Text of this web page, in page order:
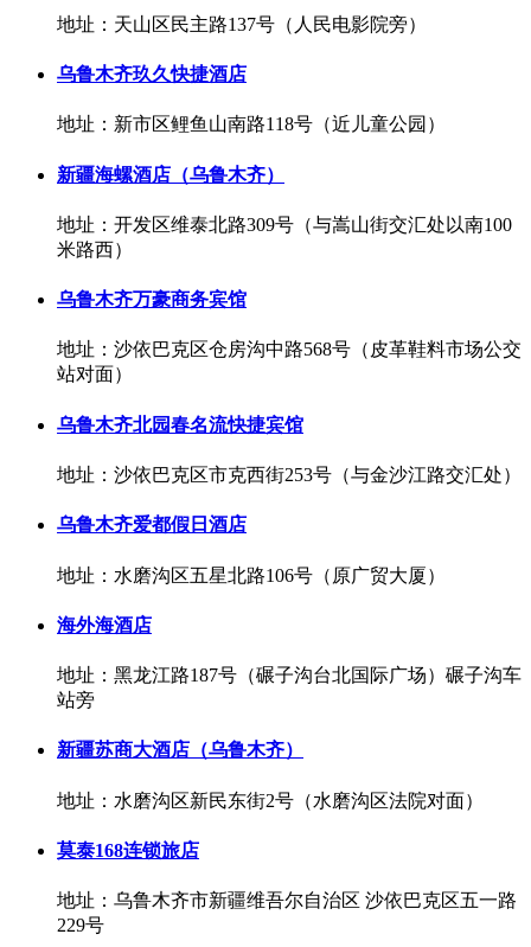
地址：天山区民主路137号（人民电影院旁）
乌鲁木齐玖久快捷酒店
地址：新市区鲤鱼山南路118号（近儿童公园）
新疆海螺酒店（乌鲁木齐）
地址：开发区维泰北路309号（与嵩山街交汇处以南100
米路西）
乌鲁木齐万豪商务宾馆
地址：沙依巴克区仓房沟中路568号（皮革鞋料市场公交
站对面）
乌鲁木齐北园春名流快捷宾馆
地址：沙依巴克区市克西街253号（与金沙江路交汇处）
乌鲁木齐爱都假日酒店
地址：水磨沟区五星北路106号（原广贸大厦）
海外海酒店
地址：黑龙江路187号（碾子沟台北国际广场）碾子沟车
站旁
新疆苏商大酒店（乌鲁木齐）
地址：水磨沟区新民东街2号（水磨沟区法院对面）
莫泰168连锁旅店
地址：乌鲁木齐市新疆维吾尔自治区 沙依巴克区五一路
229号